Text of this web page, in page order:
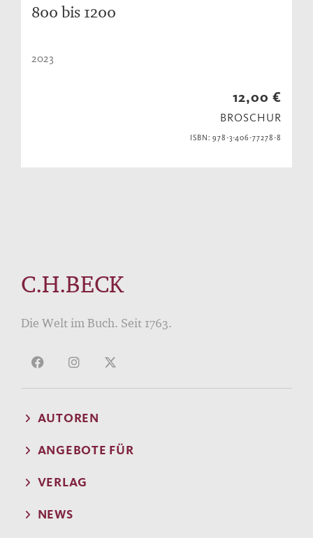
800 bis 1200
2023
12,00 €
BROSCHUR
ISBN: 978-3-406-77278-8
C.H.BECK
Die Welt im Buch. Seit 1763.
AUTOREN
ANGEBOTE FÜR
VERLAG
NEWS